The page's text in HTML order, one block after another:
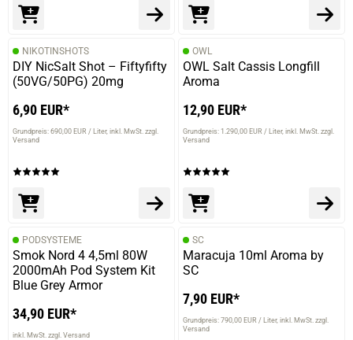
prev next
NIKOTINSHOTS
DIY NicSalt Shot – Fiftyfifty
(50VG/50PG) 20mg
6,90 EUR*
Grundpreis: 690,00 EUR / Liter inkl. MwSt. zzgl.
Versand
OWL
OWL Salt Cassis Longfill
Aroma
12,90 EUR*
Grundpreis: 1.290,00 EUR / Liter inkl. MwSt. zzgl.
Versand
PODSYSTEME
Smok Nord 4 4,5ml 80W
2000mAh Pod System Kit
Blue Grey Armor
34,90 EUR*
inkl. MwSt. zzgl. Versand
SC
Maracuja 10ml Aroma by
SC
7,90 EUR*
Grundpreis: 790,00 EUR / Liter inkl. MwSt. zzgl.
Versand